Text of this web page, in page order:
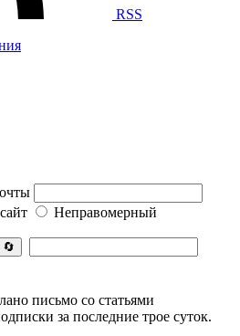
RSS
Неправомерный
🔄
письмо со статьями
за последние трое суток.